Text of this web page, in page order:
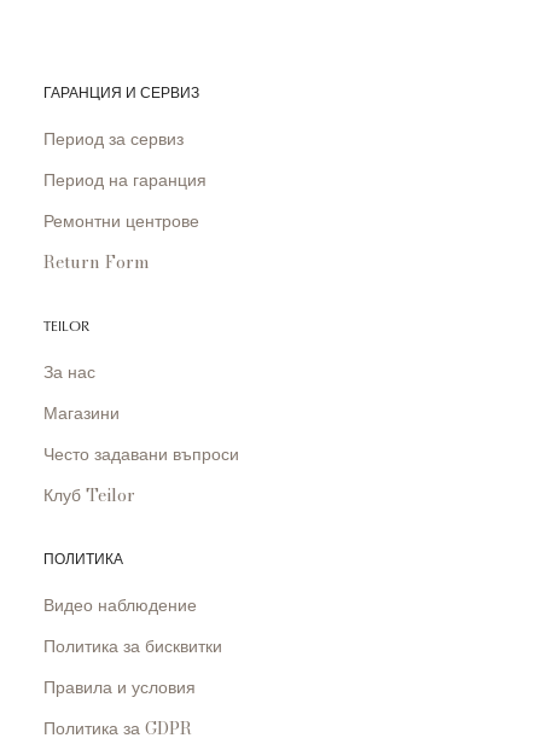
ГАРАНЦИЯ И СЕРВИЗ
Период за сервиз
Период на гаранция
Ремонтни центрове
Return Form
TEILOR
За нас
Магазини
Често задавани въпроси
Клуб Teilor
ПОЛИТИКА
Видео наблюдение
Политика за бисквитки
Правила и условия
Политика за GDPR